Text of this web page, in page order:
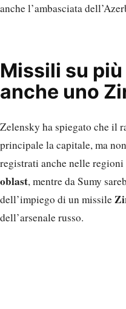
anche l’ambasciata
Missili su
anche uno
Zelensky ha spiegato che il
principale la capitale, ma
registrati anche nelle regioni
oblast, mentre da Sumy
dell’impiego di un missile
dell’arsenale russo.